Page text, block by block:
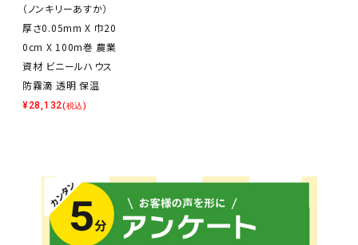
（ノンキリーあすか）
厚さ0.05mm X 巾20
0cm X 100m巻 農業
資材 ビニールハウス
防霧滴 透明 保温
¥28,132(税込)